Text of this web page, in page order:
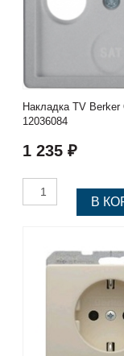
Накладка TV
12036084
1 235 ₽